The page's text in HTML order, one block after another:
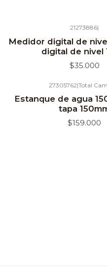
21273886|
Medidor digital de
digital de nivel
$35.000
27305762|Total
Estanque de agua
tapa
$159.000